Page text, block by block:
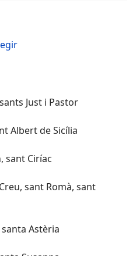
Just i Pastor
Albert de Sicília
sant Ciríac
sant Romà, sant
Astèria